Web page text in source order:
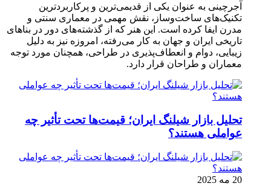
آجرچینی به عنوان یکی از قدیمی‌ترین و پرکاربردترین
تکنیک‌های ساخت‌وساز، نقش مهمی در معماری سنتی و
مدرن ایفا کرده است. این هنر که از گذشته‌های دور در بناهای
تاریخی ایران و جهان به کار می‌رفته، امروزه نیز به دلیل
زیبایی، دوام و انعطاف‌پذیری در طراحی، همچنان مورد توجه
معماران و طراحان قرار دارد.
تحلیل بازار شیلنگ ایران؛ قیمت‌ها تحت تأثیر چه
عواملی هستند؟
20 مه 2025